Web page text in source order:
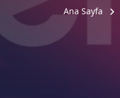
Ana Sayfa